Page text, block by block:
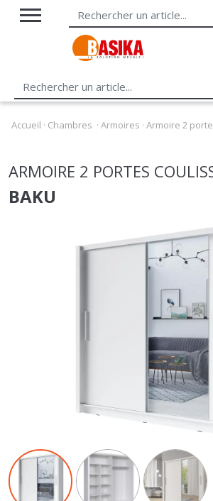
Accueil · Chambres · Armoires · Armoire 2
ARMOIRE 2 PORTES
BAKU